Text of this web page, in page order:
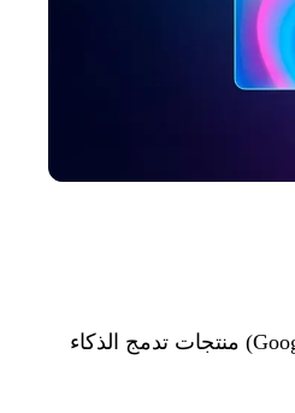
من 26 إلى 28 يناير 2026، يطلق عمالقة الذكاء الاصطناعي الثلاثة (Google، OpenAI، Anthropic) منتجات تدمج الذكاء